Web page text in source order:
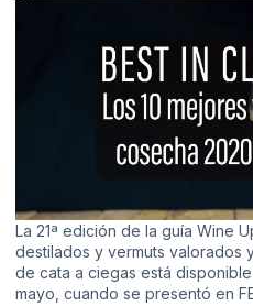
La 21ª edición de la guía Wine
destilados y vermuts valorados
de cata a ciegas está
mayo, cuando se presentó en